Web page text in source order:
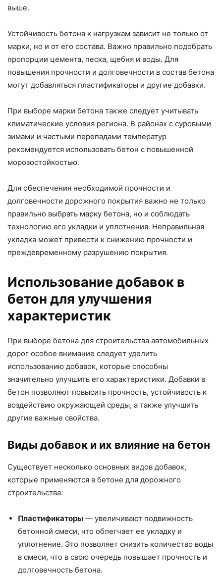
выше.
Устойчивость бетона к нагрузкам зависит не только от
марки, но и от его состава. Важно правильно подобрать
пропорции цемента, песка, щебня и воды. Для
повышения прочности и долговечности в состав бетона
могут добавляться пластификаторы и другие добавки.
При выборе марки бетона также следует учитывать
климатические условия региона. В районах с суровыми
зимами и частыми перепадами температур
рекомендуется использовать бетон с повышенной
морозостойкостью.
Для обеспечения необходимой прочности и
долговечности дорожного покрытия важно не только
правильно выбрать марку бетона, но и соблюдать
технологию его укладки и уплотнения. Неправильная
укладка может привести к снижению прочности и
преждевременному разрушению покрытия.
Использование добавок в
бетон для улучшения
характеристик
При выборе бетона для строительства автомобильных
дорог особое внимание следует уделить
использованию добавок, которые способны
значительно улучшить его характеристики. Добавки в
бетон позволяют повысить прочность, устойчивость к
воздействию окружающей среды, а также улучшить
другие важные свойства.
Виды добавок и их влияние на бетон
Существует несколько основных видов добавок,
которые применяются в бетоне для дорожного
строительства:
Пластификаторы — увеличивают подвижность
бетонной смеси, что облегчает ее укладку и
уплотнение. Это позволяет снизить количество воды
в смеси, что в свою очередь повышает прочность и
долговечность бетона.